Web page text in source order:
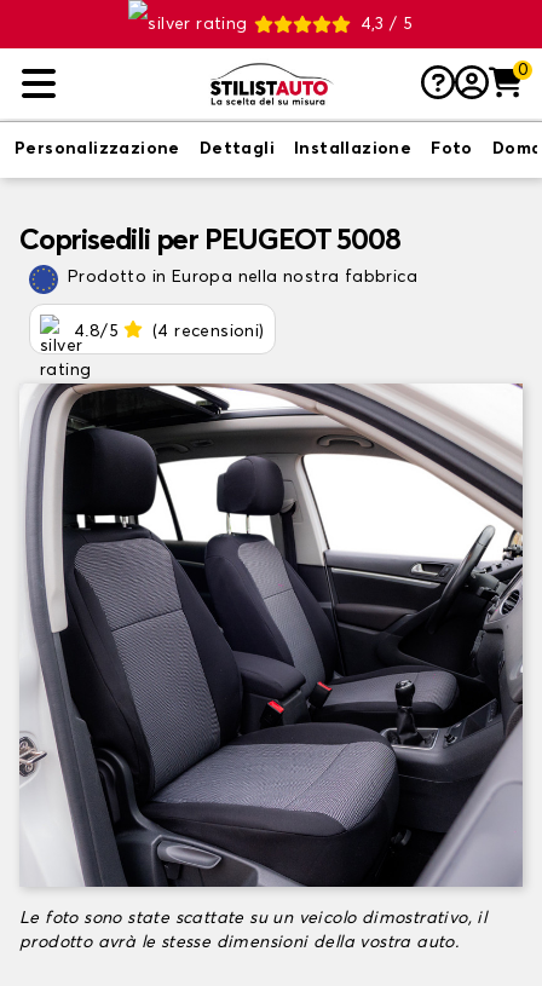
4,3 / 5
0
Personalizzazione Dettagli Installazione Foto
Coprisedili per PEUGEOT 5008
Prodotto in Europa nella nostra fabbrica
4.8/5 (4 recensioni)
Le foto sono state scattate su un veicolo dimostrativo, il
prodotto avrà le stesse dimensioni della vostra auto.